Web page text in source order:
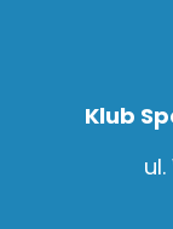
Klub